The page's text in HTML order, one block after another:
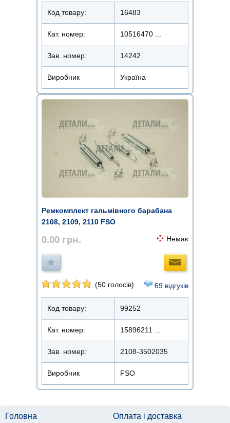
Код товару: 16483
Кат. номер: 10516470 ...
Зав. номер: 14242
Виробник Україна
Ремкомплект гальмівного барабана
2108, 2109, 2110 FSO
0.00 грн. Немає
(50 голосів) 69 відгуків
Код товару: 99252
Кат. номер: 15896211 ...
Зав. номер: 2108-3502035
Виробник FSO
Головна
Оплата і доставка